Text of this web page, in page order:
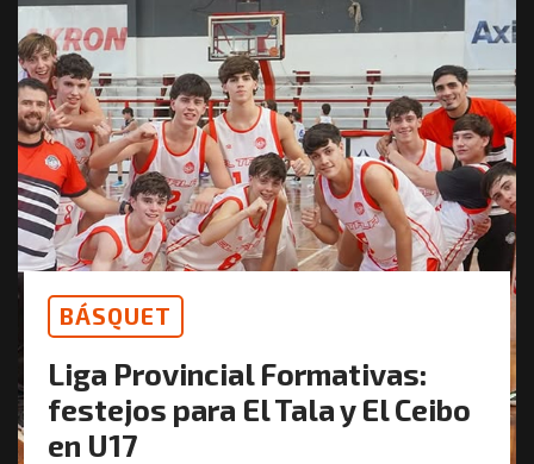
BÁSQUET
Liga Provincial Formativas:
festejos para El Tala y El Ceibo
en U17